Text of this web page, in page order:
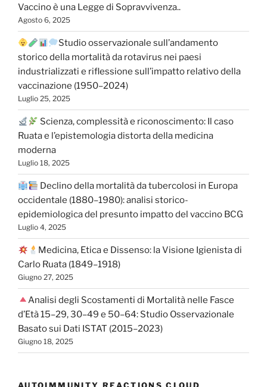
Vaccino è una Legge di Sopravvivenza..
Agosto 6, 2025
Studio osservazionale sull’andamento
storico della mortalità da rotavirus nei paesi
industrializzati e riflessione sull’impatto relativo della
vaccinazione (1950–2024)
Luglio 25, 2025
Scienza, complessità e riconoscimento: Il caso
Ruata e l’epistemologia distorta della medicina
moderna
Luglio 18, 2025
Declino della mortalità da tubercolosi in Europa
occidentale (1880–1980): analisi storico-
epidemiologica del presunto impatto del vaccino BCG
Luglio 4, 2025
Medicina, Etica e Dissenso: la Visione Igienista di
Carlo Ruata (1849–1918)
Giugno 27, 2025
Analisi degli Scostamenti di Mortalità nelle Fasce
d’Età 15–29, 30–49 e 50–64: Studio Osservazionale
Basato sui Dati ISTAT (2015–2023)
Giugno 18, 2025